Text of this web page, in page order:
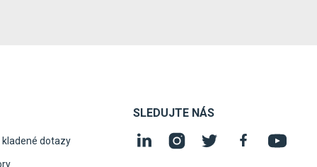
kladené dotazy
SLEDUJTE NÁS